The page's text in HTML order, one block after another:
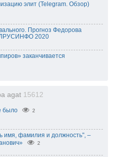
элит (Telegram. Обзор)
Прогноз Федорова
2020
заканчивается
agat 15612
было 2
имя, фамилия и должность", –
2